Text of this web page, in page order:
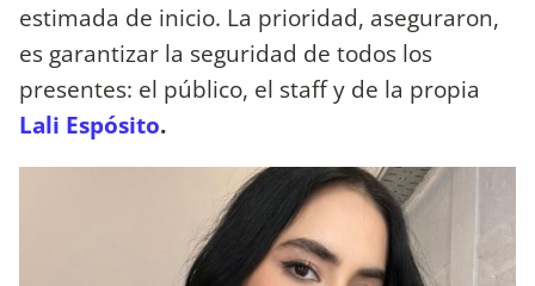
estimada de inicio. La prioridad, aseguraron,
es garantizar la seguridad de todos los
presentes: el público, el staff y de la propia
Lali Espósito.